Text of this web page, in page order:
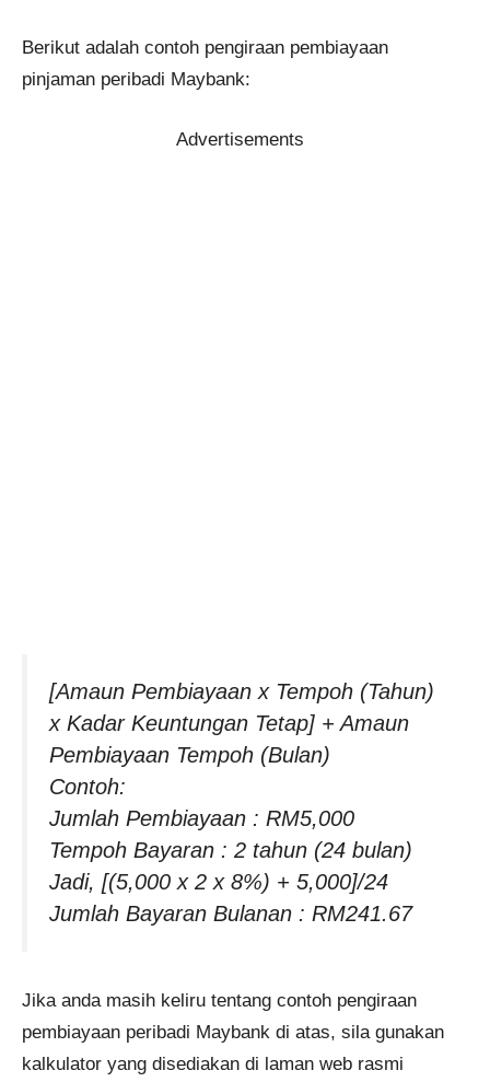
Berikut adalah contoh pengiraan pembiayaan
pinjaman peribadi Maybank:
Advertisements
[Amaun Pembiayaan x Tempoh (Tahun)
x Kadar Keuntungan Tetap] + Amaun
Pembiayaan Tempoh (Bulan)
Contoh:
Jumlah Pembiayaan : RM5,000
Tempoh Bayaran : 2 tahun (24 bulan)
Jadi, [(5,000 x 2 x 8%) + 5,000]/24
Jumlah Bayaran Bulanan : RM241.67
Jika anda masih keliru tentang contoh pengiraan
pembiayaan peribadi Maybank di atas, sila gunakan
kalkulator yang disediakan di laman web rasmi